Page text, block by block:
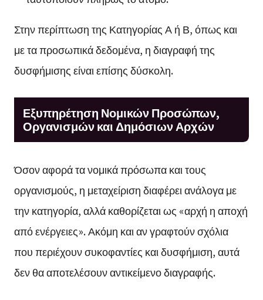
Στην περίπτωση της Κατηγορίας Α ή Β, όπως και
με τα προσωπικά δεδομένα, η διαγραφή της
δυσφήμισης είναι επίσης δύσκολη.
Εξυπηρέτηση Νομικών Προσώπων,
Οργανισμών και Δημόσιων Αρχών
Όσον αφορά τα νομικά πρόσωπα και τους
οργανισμούς, η μεταχείριση διαφέρει ανάλογα με
την κατηγορία, αλλά καθορίζεται ως «αρχή η αποχή
από ενέργειες». Ακόμη και αν γραφτούν σχόλια
που περιέχουν συκοφαντίες και δυσφήμιση, αυτά
δεν θα αποτελέσουν αντικείμενο διαγραφής.